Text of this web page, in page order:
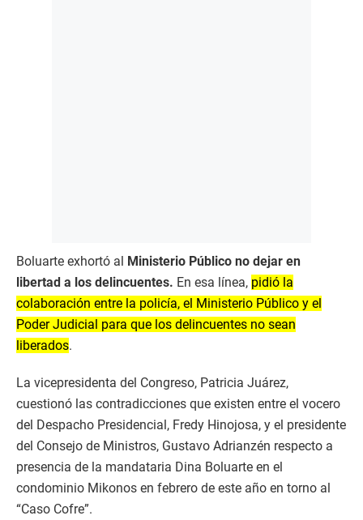
Boluarte exhortó al
Ministerio Público no dejar en
libertad a los delincuentes. En esa línea, pidió la
colaboración entre la policía, el Ministerio Público y el
Poder Judicial para que los delincuentes no sean
liberados.
La vicepresidenta del Congreso, Patricia Juárez,
cuestionó las contradicciones que existen entre el vocero
del Despacho Presidencial, Fredy Hinojosa, y el presidente
del Consejo de Ministros, Gustavo Adrianzén respecto a
presencia de la mandataria Dina Boluarte en el
condominio Mikonos en febrero de este año en torno al
“Caso Cofre”.